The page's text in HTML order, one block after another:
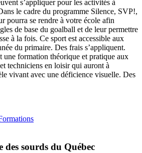
s’appliquer pour les activités à
le cadre du programme Silence, SVP!,
pourra se rendre à votre école afin
de base du goalball et de leur permettre
à la fois. Ce sport est accessible aux
du primaire. Des frais s’appliquent.
formation théorique et pratique aux
techniciens en loisir qui auront à
vivant avec une déficience visuelle. Des
des sourds du Québec